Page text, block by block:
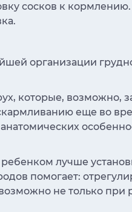
сосков к
организации
которые, возможно,
еще во
лучше
помогает:
не только